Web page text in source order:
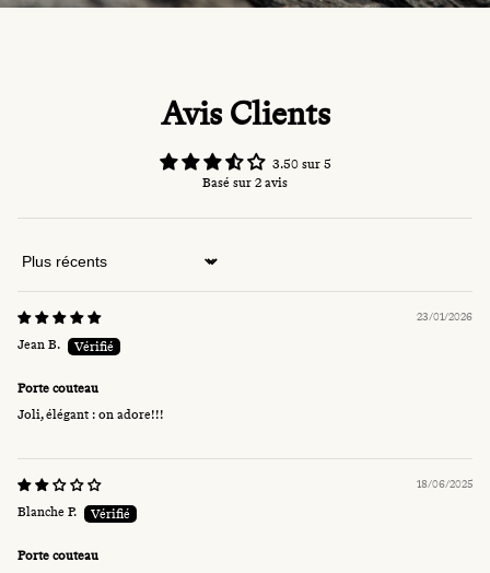
Avis Clients
3.50 sur 5
Basé sur 2 avis
Sort by
23/01/2026
Jean B.
Porte couteau
Joli, élégant : on adore!!!
18/06/2025
Blanche P.
Porte couteau